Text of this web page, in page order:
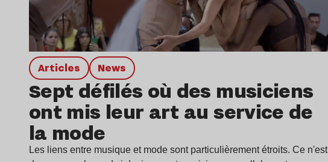
Articles news
Sept défilés où des musiciens
ont mis leur art au service de
la mode
Les liens entre musique et mode sont particulièrement étroits. Ce n'est